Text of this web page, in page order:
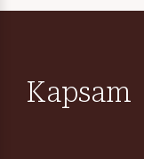
Kapsam